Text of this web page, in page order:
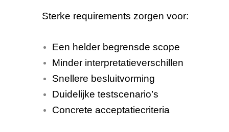
Sterke requirements zorgen voor:
Een helder begrensde scope
Minder interpretatieverschillen
Snellere besluitvorming
Duidelijke testscenario’s
Concrete acceptatiecriteria